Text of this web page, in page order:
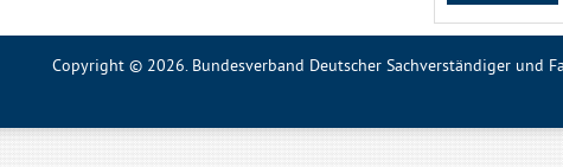
Copyright © 2026. Bundesverband Deutscher Sachverständiger und